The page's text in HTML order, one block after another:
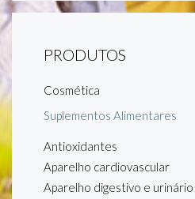
PRODUTOS
Cosmética
Suplementos Alimentares
Antioxidantes
Aparelho cardiovascular
Aparelho digestivo e urinário